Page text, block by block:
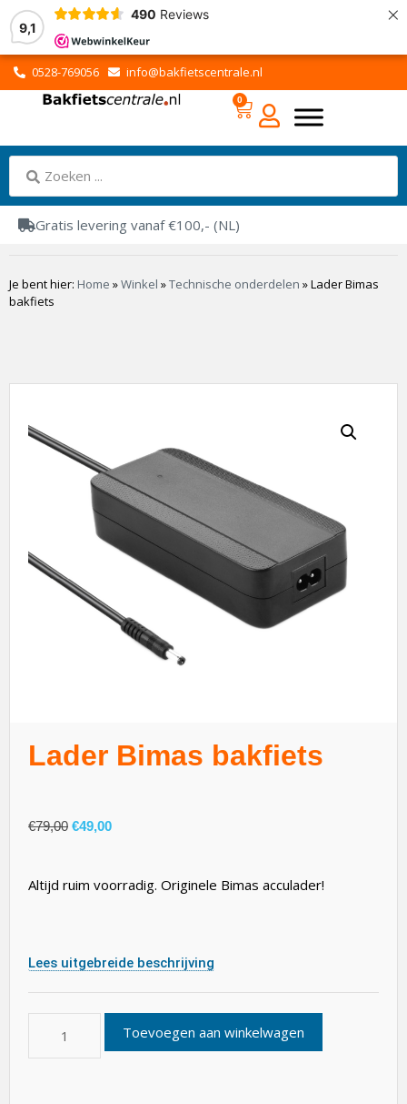
9,1
490 Reviews ×
0528-769056 info@bakfietscentrale.nl
0
Gratis levering vanaf €100,- (NL)
Je bent hier: Home »Winkel »Technische onderdelen »Lader Bimas
bakfiets
Lader Bimas bakfiets
€79,00 €49,00
Altijd ruim voorradig. Originele Bimas acculader!
Lees uitgebreide beschrijving
Toevoegen aan winkelwagen